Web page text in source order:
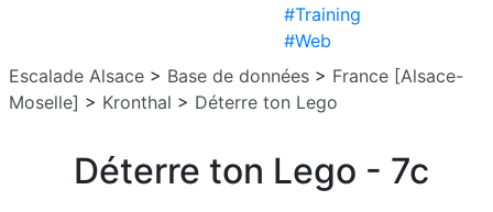
#Training
#Web
Escalade Alsace > Base de données > France [Alsace-
Moselle] > Kronthal > Déterre ton Lego
Déterre ton Lego - 7c